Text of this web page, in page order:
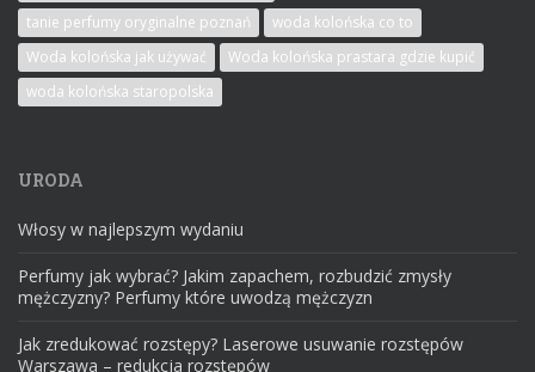
tanie perfumy oryginalne poznań
woda kolońska co to
Woda kolońska jak używać
Woda kolońska prastara gdzie kupić
woda kolońska staropolska
URODA
Włosy w najlepszym wydaniu
Perfumy jak wybrać? Jakim zapachem, rozbudzić zmysły
mężczyzny? Perfumy które uwodzą mężczyzn
Jak zredukować rozstępy? Laserowe usuwanie rozstępów
Warszawa – redukcja rozstępów